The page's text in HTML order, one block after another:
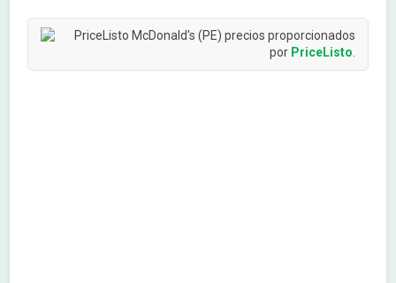
McDonald's (PE) precios proporcionados
por PriceListo